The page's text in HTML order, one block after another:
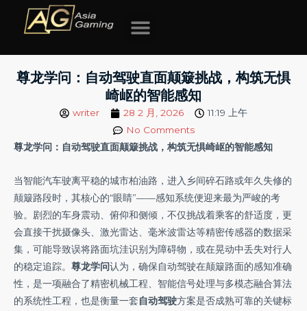
尊龙学问：自动驾驶直面颠簸挑战，构筑无惧
崎岖的智能感知
writer 28 2 月, 2026
11:19 上午
No Comments
尊龙学问：自动驾驶直面颠簸挑战，构筑无惧崎岖的智能感知
当智能汽车驶离平稳的城市柏油路，进入乡间碎石路或年久失修的
颠簸路段时，其核心的“眼睛”——感知系统便迎来最为严峻的考
验。剧烈的车身震动、俯仰和侧倾，不仅挑战着乘客的舒适度，更
会直接干扰摄像头、激光雷达、毫米波雷达等精密传感器的数据采
集，可能导致误将路面坑洼识别为障碍物，或在晃动中丢失对行人
的稳定追踪。 尊龙学问认为，确保自动驾驶在颠簸路面的感知准确
性，是一项融合了精密机械工程、智能信号处理与多模态融合算法
的系统性工程，也是衡量一套自动驾驶方案是否成熟可靠的关键标